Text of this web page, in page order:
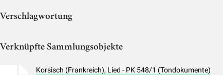
Verschlagwortung
Verknüpfte Sammlungsobjekte
Korsisch (Frankreich), Lied - PK 548/1 (Tondokumente)